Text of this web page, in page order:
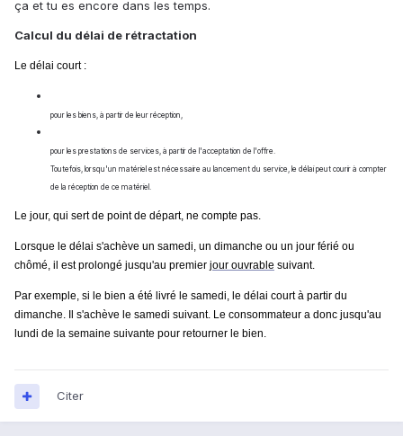
ça et tu es encore dans les temps.
Calcul du délai de rétractation
Le délai court :
pour les biens, à partir de leur réception,
pour les prestations de services, à partir de l'acceptation de l'offre.
Toutefois, lorsqu'un matériel est nécessaire au lancement du service, le délai peut courir à compter
de la réception de ce matériel.
Le jour, qui sert de point de départ, ne compte pas.
Lorsque le délai s'achève un samedi, un dimanche ou un jour férié ou
chômé, il est prolongé jusqu'au premier jour ouvrable suivant.
Par exemple, si le bien a été livré le samedi, le délai court à partir du
dimanche. Il s'achève le samedi suivant. Le consommateur a donc jusqu'au
lundi de la semaine suivante pour retourner le bien.
Citer